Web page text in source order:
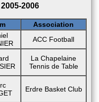
2006
Association
ACC Football
La Chapelaine
Tennis de Table
Erdre Basket Club